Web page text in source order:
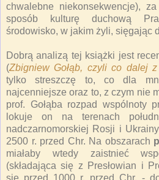
chwalebne niekonsekwencje),
sposób kulturę duchową
środowisko, w jakim żyli, sięgając
Dobrą analizą tej książki jest
(Zbigniew Gołąb, czyli co dalej z
tylko streszczę to, co dla
najcenniejsze oraz to, z czym nie
prof. Gołąba rozpad wspólnoty
lokuje on na terenach
nadczarnomorskiej Rosji i
2500 r. przed Chr. Na obszarach
miałaby wtedy zaistnieć
(składająca się z Presłowian i
się przed 1000 r. przed Chr. -